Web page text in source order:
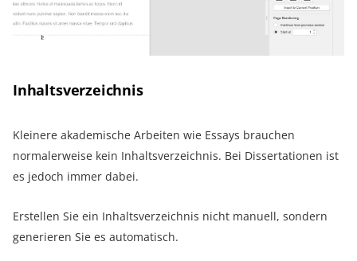
Inhaltsverzeichnis
Kleinere akademische Arbeiten wie Essays brauchen
normalerweise kein Inhaltsverzeichnis. Bei Dissertationen ist
es jedoch immer dabei.
Erstellen Sie ein Inhaltsverzeichnis nicht manuell, sondern
generieren Sie es automatisch.